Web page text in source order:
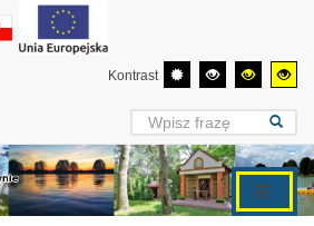
Kontrast